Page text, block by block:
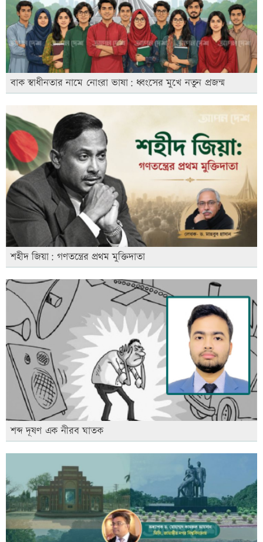
বাক স্বাধীনতার নামে নোংরা ভাষা: ধ্বংসের মুখে নতুন প্রজন্ম
শহীদ জিয়া: গণতন্ত্রের প্রথম মুক্তিদাতা
শব্দ দূষণ এক নীরব ঘাতক